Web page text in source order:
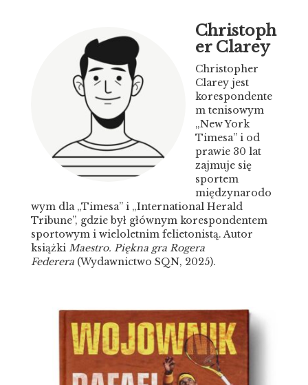
Christoph
er Clarey
Christopher
Clarey jest
korespondente
m tenisowym
„New York
Timesa” i od
prawie 30 lat
zajmuje się
sportem
międzynarodo
wym dla „Timesa” i „International Herald
Tribune”, gdzie był głównym korespondentem
sportowym i wieloletnim felietonistą. Autor
książki Maestro. Piękna gra Rogera
Federera (Wydawnictwo SQN, 2025).